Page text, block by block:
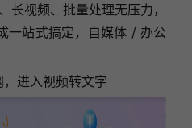
长视频、批量处理无压力，
一站式搞定，自媒体 / 办公
进入视频转文字